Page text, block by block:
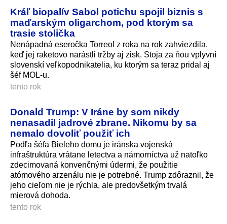
Kráľ biopalív Sabol potichu spojil biznis s
maďarským oligarchom, pod ktorým sa
trasie stolička
Nenápadná eseročka Torreol z roka na rok zahviezdila,
keď jej raketovo narástli tržby aj zisk. Stoja za ňou vplyvní
slovenskí veľkopodnikatelia, ku ktorým sa teraz pridal aj
šéf MOL-u.
tento rok
Donald Trump: V Iráne by som nikdy
nenasadil jadrové zbrane. Nikomu by sa
nemalo dovoliť použiť ich
Podľa šéfa Bieleho domu je iránska vojenská
infraštruktúra vrátane letectva a námorníctva už natoľko
zdecimovaná konvenčnými údermi, že použitie
atómového arzenálu nie je potrebné. Trump zdôraznil, že
jeho cieľom nie je rýchla, ale predovšetkým trvalá
mierová dohoda.
tento rok